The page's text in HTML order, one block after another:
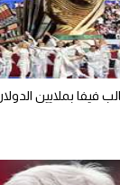
فيفا بملايين